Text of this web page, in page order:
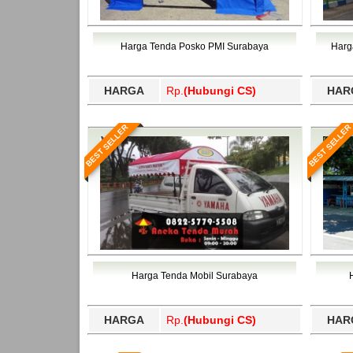
Timor Tengah Selatan, Timor Tengah Utara,
Bawang Barat, Tulangbawang,
Tengah, Tapanuli Utara, Tapin, Tarakan,
Timor Tengah Selatan, Timor Tengah Utara,
Bawang Barat, Tulangbawang,
Harga Tenda Posko PMI Surabaya
HARGA Rp. (Hubungi CS)
BEST SELLER
Harga Tenda Mobil Surabaya
HARGA Rp. (Hubungi CS)
BEST SELLER